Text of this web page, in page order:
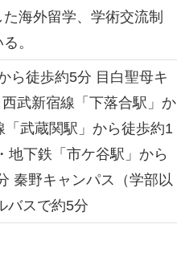
海外留学、学術交流制
。
ら徒歩約5分 目白聖母キ
武新宿線「下落合駅」か
武蔵関駅」から徒歩約1
地下鉄「市ケ谷駅」から
秦野キャンパス（学部以
バスで約5分